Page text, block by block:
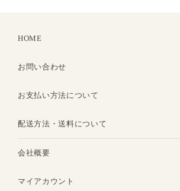
HOME
お問い合わせ
お支払い方法について
配送方法・送料について
会社概要
マイアカウント